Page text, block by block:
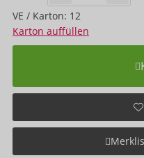
VE / Karton: 12
Karton auffüllen